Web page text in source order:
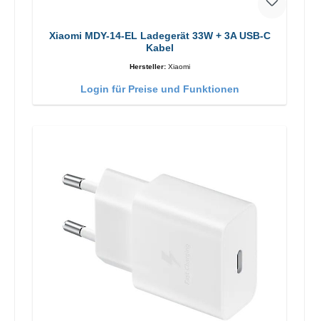
Xiaomi MDY-14-EL Ladegerät 33W + 3A USB-C
Kabel
Hersteller: Xiaomi
Login für Preise und Funktionen